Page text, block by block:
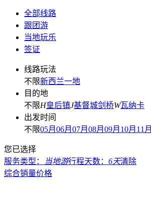
全部线路
跟团游
当地玩乐
签证
线路玩法
不限新西兰一地
目的地
不限H皇后镇J基督城剑桥W瓦纳卡
出发时间
不限05月 06月 07月 08月 09月 10月 11月
您已选择
服务类型：
当地游行程天数： 6天清除
综合销量价格